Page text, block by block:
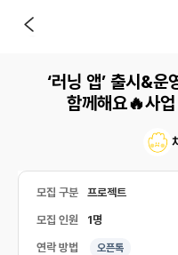
‘러닝 앱’ 출시&
함께해요🔥사
모집 구분 프로젝트
모집 인원 1명
연락 방법 오픈톡